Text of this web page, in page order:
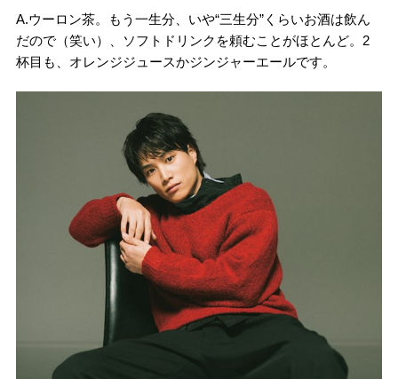
A.ウーロン茶。もう一生分、いや“三生分”くらいお酒は飲ん
だので（笑い）、ソフトドリンクを頼むことがほとんど。2
杯目も、オレンジジュースかジンジャーエールです。